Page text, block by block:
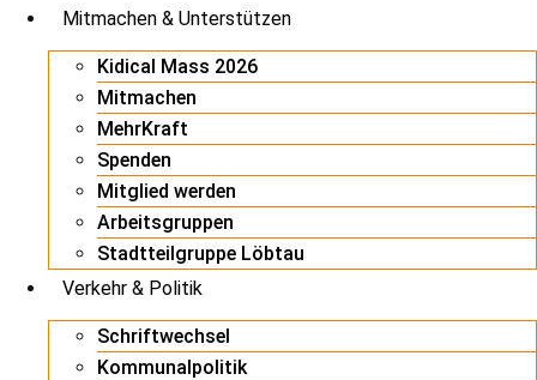
Mitmachen & Unterstützen
Kidical Mass 2026
Mitmachen
MehrKraft
Spenden
Mitglied werden
Arbeitsgruppen
Stadtteilgruppe Löbtau
Verkehr & Politik
Schriftwechsel
Kommunalpolitik